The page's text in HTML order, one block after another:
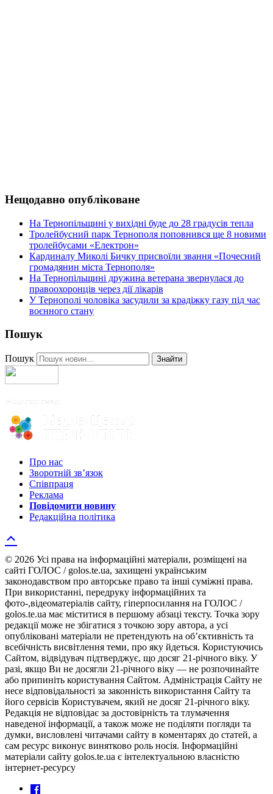
Нещодавно опубліковане
На Тернопільщині у вихідні буде до 28 градусів тепла
Тролейбусний парк Тернополя поповнився ще 8 новими
тролейбусами «Електрон»
Кардиналу Миколі Бичку присвоїли звання «Почесний
громадянин міста Тернополя»
На Тернопільщині дружина ветерана звернулася до
правоохоронців через дії лікарів
У Тернополі чоловіка засудили за крадіжку газу під час
воєнного стану
Пошук
Пошук Знайти
Про нас
Зворотній зв’язок
Співпраця
Реклама
Повідомити новину
Редакційна політика
© 2026 Усі права на інформаційні матеріали, розміщені на
сайті ГОЛОС / golos.te.ua, захищені українським
законодавством про авторське право та інші суміжні права.
При використанні, передруку інформаційних та
фото-,відеоматеріалів сайту, гіперпосилання на ГОЛОС /
golos.te.ua має міститися в першому абзаці тексту. Точка зору
редакції може не збігатися з точкою зору автора, а усі
опубліковані матеріали не претендують на об’єктивність та
всебічність висвітлення теми, про яку йдеться. Користуючись
Сайтом, відвідувач підтверджує, що досяг 21-річного віку. У
разі, якщо Ви не досягли 21-річного віку — не розпочинайте
або припиніть користування Сайтом. Адміністрація Сайту не
несе відповідальності за законність використання Сайту та
його сервісів Користувачем, який не досяг 21-річного віку.
Редакція не відповідає за достовірність та тлумачення
наведеної інформації, а також може не поділяти погляди та
думки, висловлені читачами сайту в коментарях до статей, а
сам ресурс виконує винятково роль носія. Інформаційні
матеріали сайту golos.te.ua є інтелектуальною власністю
інтернет-ресурсу